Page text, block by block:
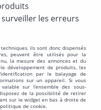
les erreurs
ils sont donc dispensés
peuvent être utilisés pour la
la mesure des annonces et du
développement de produits, les
par le balayage de
sur un appareil. Si vous
sur l’ensemble des sous-
de la possibilité de retirer
sur le widget en bas à droite de
de cookie.